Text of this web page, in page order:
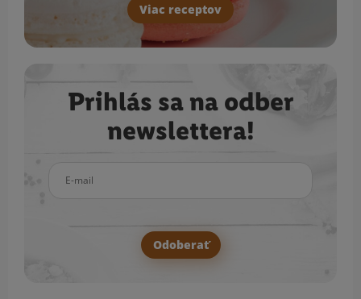
Viac receptov
Prihlás sa na odber
newslettera!
Odoberať